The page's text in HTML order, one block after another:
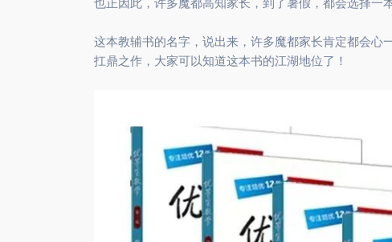
这本教辅书的名字，说出来，许多魔都家长肯定都会心
扛鼎之作，大家可以知道这本书的江湖地位了！